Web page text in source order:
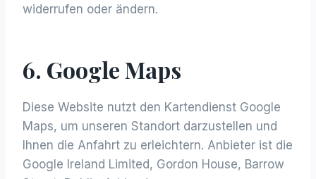
widerrufen oder ändern.
6. Google Maps
Diese Website nutzt den Kartendienst Google
Maps, um unseren Standort darzustellen und
Ihnen die Anfahrt zu erleichtern. Anbieter ist die
Google Ireland Limited, Gordon House, Barrow